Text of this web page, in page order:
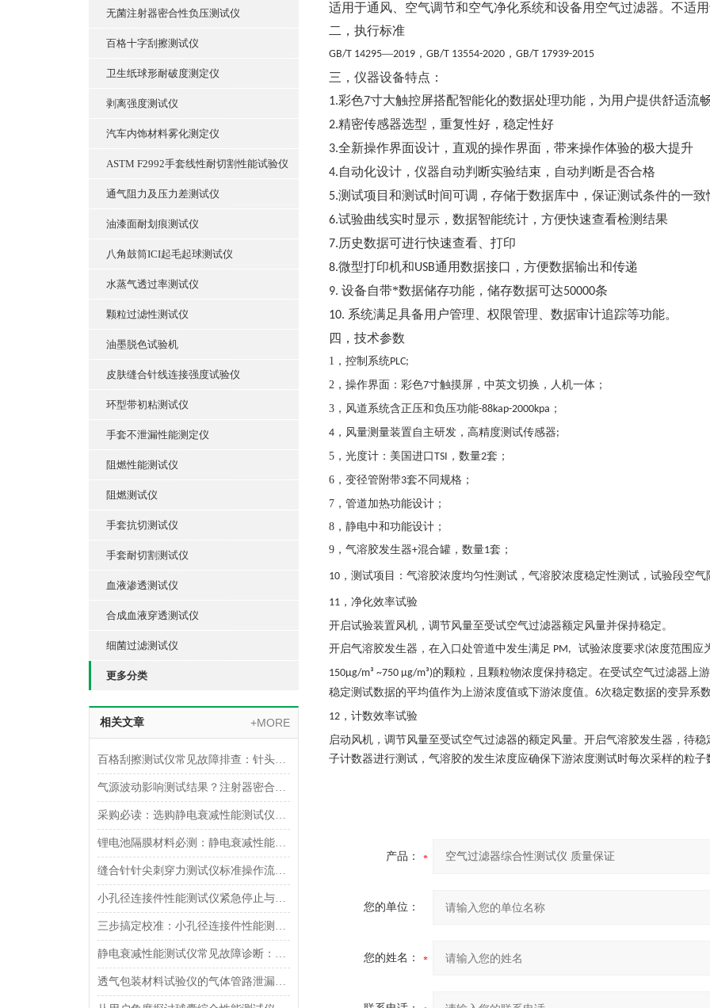
无菌注射器密合性负压测试仪
百格十字刮擦测试仪
卫生纸球形耐破度测定仪
剥离强度测试仪
汽车内饰材料雾化测定仪
ASTM F2992手套线性耐切割性能试验仪
通气阻力及压力差测试仪
油漆面耐划痕测试仪
八角鼓筒ICI起毛起球测试仪
水蒸气透过率测试仪
颗粒过滤性测试仪
油墨脱色试验机
皮肤缝合针线连接强度试验仪
环型带初粘测试仪
手套不泄漏性能测定仪
阻燃性能测试仪
阻燃测试仪
手套抗切测试仪
手套耐切割测试仪
血液渗透测试仪
合成血液穿透测试仪
细菌过滤测试仪
更多分类
相关文章 +MORE
百格刮擦测试仪常见故障排查：针头磨损与运动轨迹偏移
气源波动影响测试结果？注射器密合性正压测试仪的稳压设计分析
采购必读：选购静电衰减性能测试仪的5个核心参数与避坑指南
锂电池隔膜材料必测：静电衰减性能测试仪的操作难点突破
缝合针针尖刺穿力测试仪标准操作流程（SOP）及实验员培训要点
小孔径连接件性能测试仪紧急停止与异常状态下的安全复位操作
三步搞定校准：小孔径连接件性能测试仪的每日开机自检流程详解
静电衰减性能测试仪常见故障诊断：充电不稳定与电位漂移排查
透气包装材料试验仪的气体管路泄漏防护与废气排放系统详解
适用于通风、空气调节和空气净化系统和设备用空气过滤器。不适
二，执行标准
GB/T 14295—2019 ， GB/T 13554-2020 ， GB/T 17939-2015
三，仪器设备特点：
1.彩色7寸大触控屏搭配智能化的数据处理功能，为用户提供舒适流
2.精密传感器选型，重复性好，稳定性好
3.全新操作界面设计，直观的操作界面，带来操作体验的极大提升
4.自动化设计，仪器自动判断实验结束，自动判断是否合格
5.测试项目和测试时间可调，存储于数据库中，保证测试条件的一致
6.试验曲线实时显示，数据智能统计，方便快速查看检测结果
7.历史数据可进行快速查看、打印
8.微型打印机和USB通用数据接口，方便数据输出和传递
9. 设备自带*数据储存功能，储存数据可达50000条
10. 系统满足具备用户管理、权限管理、数据审计追踪等功能。
四，技术参数
1，控制系统PLC;
2，操作界面：彩色7寸触摸屏，中英文切换，人机一体；
3，风道系统含正压和负压功能-88kap-2000kpa ；
4 ， 风量测量装置自主研发，高精度测试传感器;
5，光度计：美国进口 TSI ，数量2套；
6，变径管附带3套不同规格；
7，管道加热功能设计；
8，静电中和功能设计；
9，气溶胶发生器+混合罐，数量1套；
10 ，测试项目：气溶胶浓度均匀性测试，气溶胶浓度稳定性测试，试验段空
11 ，净化效率试验
开启试验装置风机，调节风量至受试空气过滤器额定风量并保持稳定。
开启气溶胶发生器，在入口处管道中发生满足 PM, 试验浓度要求(浓度范围应
150μg/m³ ~750 μg/m³)的颗粒，且颗粒物浓度保持稳定。在受试空气过滤器上
稳定测试数据的平均值作为上游浓度值或下游浓度值。 6次稳定数据的变异系
12 ，计数效率试验
启动风机，调节风量至受试空气过滤器的额定风量。开启气溶胶发生器，待
子计数器进行测试，气溶胶的发生浓度应确保下游浓度测试时每次采样的粒子
产品：
您的单位：
您的姓名：